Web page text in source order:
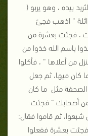
بيده ، وهو يربو (
“ اذهب فجئ
، فجئت بعشرة من
باسم الله خذوا من
من أعلاها “ ، فأكلوا
كان فيها، ثم جعل
مثل ما كان
من أصحابك “ فجئت
ثم قاموا فقال:
بعشرة ففعلوا